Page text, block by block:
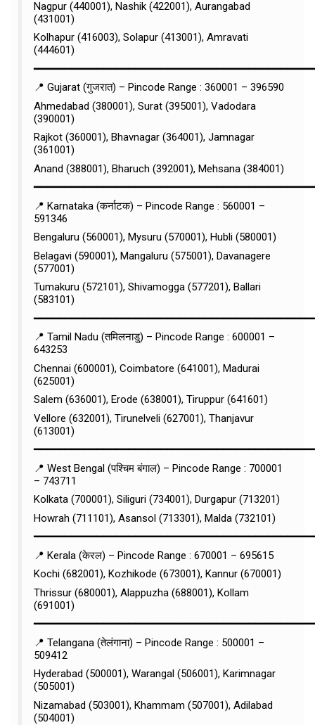
Nagpur (440001), Nashik (422001), Aurangabad
(431001)
Kolhapur (416003), Solapur (413001), Amravati
(444601)
📍 Gujarat (गुजरात) – Pincode Range : 360001 – 396590
Ahmedabad (380001), Surat (395001), Vadodara
(390001)
Rajkot (360001), Bhavnagar (364001), Jamnagar
(361001)
Anand (388001), Bharuch (392001), Mehsana (384001)
📍 Karnataka (कर्नाटक) – Pincode Range : 560001 –
591346
Bengaluru (560001), Mysuru (570001), Hubli (580001)
Belagavi (590001), Mangaluru (575001), Davanagere
(577001)
Tumakuru (572101), Shivamogga (577201), Ballari
(583101)
📍 Tamil Nadu (तमिलनाडु) – Pincode Range : 600001 –
643253
Chennai (600001), Coimbatore (641001), Madurai
(625001)
Salem (636001), Erode (638001), Tiruppur (641601)
Vellore (632001), Tirunelveli (627001), Thanjavur
(613001)
📍 West Bengal (पश्चिम बंगाल) – Pincode Range : 700001
– 743711
Kolkata (700001), Siliguri (734001), Durgapur (713201)
Howrah (711101), Asansol (713301), Malda (732101)
📍 Kerala (केरल) – Pincode Range : 670001 – 695615
Kochi (682001), Kozhikode (673001), Kannur (670001)
Thrissur (680001), Alappuzha (688001), Kollam
(691001)
📍 Telangana (तेलंगाना) – Pincode Range : 500001 –
509412
Hyderabad (500001), Warangal (506001), Karimnagar
(505001)
Nizamabad (503001), Khammam (507001), Adilabad
(504001)